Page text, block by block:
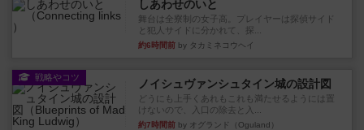
しあわせのいと
舞台は全寮制の女子高。プレイヤーは探偵サイド
と犯人サイドに分かれて、探...
約6時間前 by タカミネコウヘイ
戦略やコツ ノイシュヴァンシュタイン城の設計図
どうにも上手くあれもこれも満たせるようには置
けないので、入口の除去と入...
約7時間前 by オグランド（Oguland）